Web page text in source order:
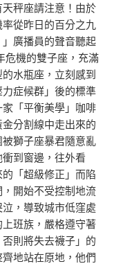
秤座請注意！由於
從昨日的百分之九
廣播員的聲音聽起
危機的雙子座，充滿
水瓶座，立刻感到
症候群」後的標準
「平衡美學」咖啡
分割線中走出來的
獅子座暴君隨意亂
到窗邊，往外看
「超級修正」而陷
開始不受控制地流
，導致城市低窪處
班族，嚴格遵守著
則將失去襪子」的
地站在原地，他們